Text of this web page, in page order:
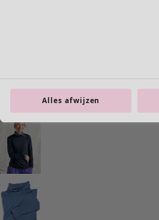
Alle woonartikelen
Gordijnen
Kussens & Kussenhoezen
Vloerkleden
Badstof
Boeken
Eerdere favorieten
Alles afwijzen